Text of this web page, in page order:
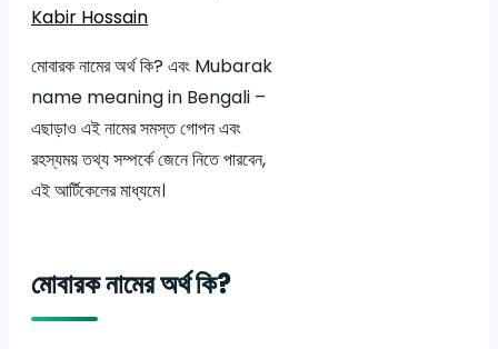
Kabir Hossain
মোবারক নামের অর্থ কি? এবং Mubarak
name meaning in Bengali –
এছাড়াও এই নামের সমস্ত গোপন এবং
রহস্যময় তথ্য সম্পর্কে জেনে নিতে পারবেন,
এই আর্টিকেলের মাধ্যমে।
মোবারক নামের অর্থ কি?